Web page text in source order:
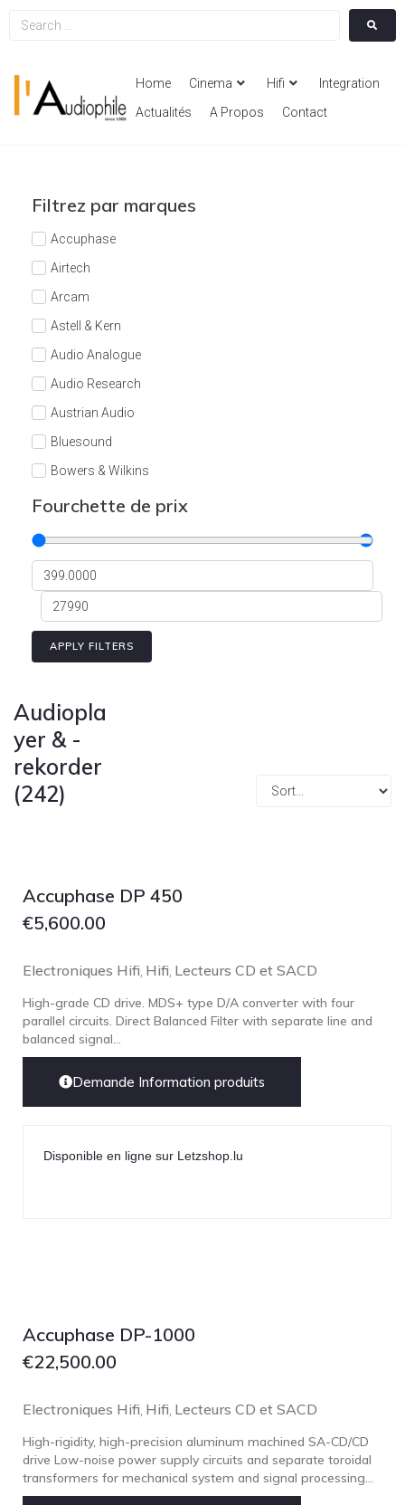
Home Cinema Hifi
Integration
Actualités
A Propos Contact
Filtrez par marques
Accuphase
Airtech
Arcam
Astell & Kern
Audio Analogue
Audio Research
Austrian Audio
Bluesound
Bowers & Wilkins
Burson
Dali
Degritter
Denon
Enleum
ESTELON
eversolo
FELIKS-AUDIO
Harbeth
Hegel
HIFIMAN
ifi audio
Innuos
JBL
JL AUDIO
Kef
Luxsin
LYNGDORF
Meze Headphones
Mo-Fi
Fourchette de prix
APPLY FILTERS
Audiopla
yer & -
rekorder
(242)
Accuphase DP 450
€5,600.00
Electroniques Hifi Hifi Lecteurs CD et SACD
High-grade CD drive. MDS+ type D/A converter with four
parallel circuits. Direct Balanced Filter with separate line and
balanced signal...
Demande Information produits
Disponible en ligne sur Letzshop.lu
Accuphase DP-1000
€22,500.00
Electroniques Hifi Hifi Lecteurs CD et SACD
High-rigidity, high-precision aluminum machined SA-CD/CD
drive Low-noise power supply circuits and separate toroidal
transformers for mechanical system and signal processing...